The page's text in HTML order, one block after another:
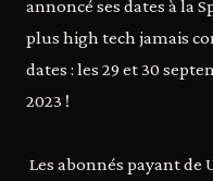
annoncé ses dates à la
plus high tech jamais
dates : les 29 et 30
2023 !
Les abonnés payant de